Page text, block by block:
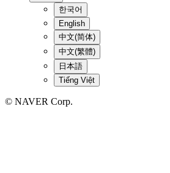
한국어
English
中文(简体)
中文(繁體)
日本語
Tiếng Việt
© NAVER Corp.